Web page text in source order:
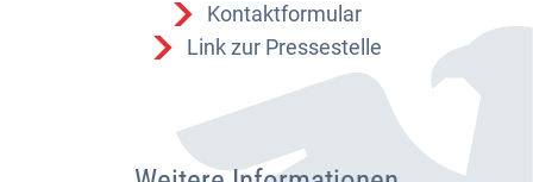
Kontaktformular
Link zur Pressestelle